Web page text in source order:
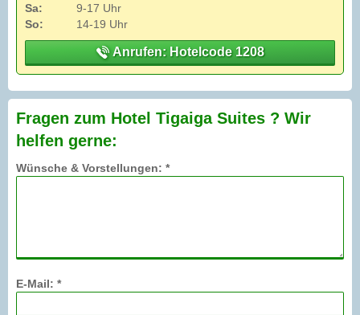
Sa:
9-17 Uhr
So:
14-19 Uhr
Anrufen: Hotelcode 1208
Fragen zum Hotel Tigaiga Suites ? Wir
helfen gerne:
Wünsche & Vorstellungen: *
E-Mail: *